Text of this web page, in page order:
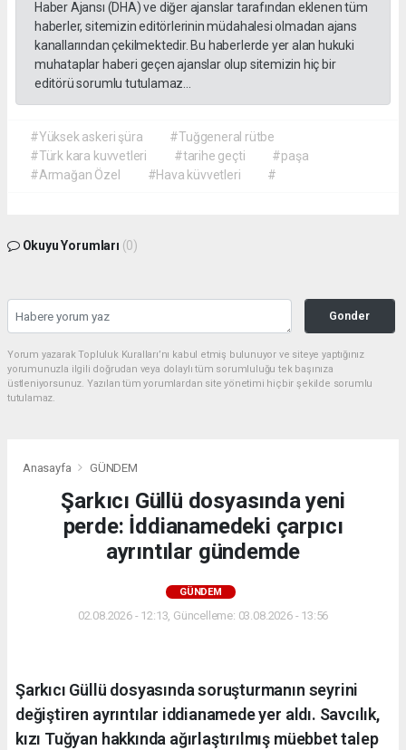
Haber Ajansı (DHA) ve diğer ajanslar tarafından eklenen tüm
haberler, sitemizin editörlerinin müdahalesi olmadan ajans
kanallarından çekilmektedir. Bu haberlerde yer alan hukuki
muhataplar haberi geçen ajanslar olup sitemizin hiç bir
editörü sorumlu tutulamaz...
#Yüksek askeri şüra
#Tuğgeneral rütbe
#Türk kara kuvvetleri
#tarihe geçti
#paşa
#Armağan Özel
#Hava küvvetleri #
Okuyu Yorumları (0)
Gonder
Yorum yazarak Topluluk Kuralları’nı kabul etmiş bulunuyor ve siteye yaptığınız
yorumunuzla ilgili doğrudan veya dolaylı tüm sorumluluğu tek başınıza
üstleniyorsunuz. Yazılan tüm yorumlardan site yönetimi hiçbir şekilde sorumlu
tutulamaz.
Anasayfa GÜNDEM
Şarkıcı Güllü dosyasında yeni
perde: İddianamedeki çarpıcı
ayrıntılar gündemde
GÜNDEM
02.08.2026 - 12:13, Güncelleme: 03.08.2026 - 13:56
Şarkıcı Güllü dosyasında soruşturmanın seyrini
değiştiren ayrıntılar iddianamede yer aldı. Savcılık,
kızı Tuğyan hakkında ağırlaştırılmış müebbet talep